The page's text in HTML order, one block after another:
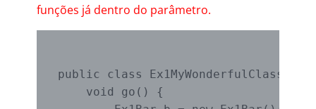
funções já dentro do parâmetro.
public class Ex1MyWonderfulClass {
    void go() {